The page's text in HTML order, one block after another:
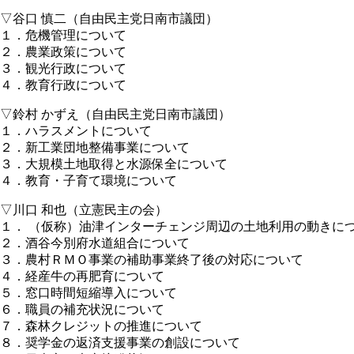
▽谷口 慎二（自由民主党日南市議団）
１．危機管理について
２．農業政策について
３．観光行政について
４．教育行政について
▽鈴村 かずえ（自由民主党日南市議団）
１．ハラスメントについて
２．新工業団地整備事業について
３．大規模土地取得と水源保全について
４．教育・子育て環境について
▽川口 和也（立憲民主の会）
１． （仮称）油津インターチェンジ周辺の土地利用の動きに
２．酒谷今別府水道組合について
３．農村ＲＭＯ事業の補助事業終了後の対応について
４．経産牛の再肥育について
５．窓口時間短縮導入について
６．職員の補充状況について
７．森林クレジットの推進について
８．奨学金の返済支援事業の創設について